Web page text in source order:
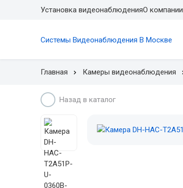
Установка видеонаблюденияО компании
Системы Видеонаблюдения В Москве
Главная Камеры видеонаблюдения
Назад в каталог